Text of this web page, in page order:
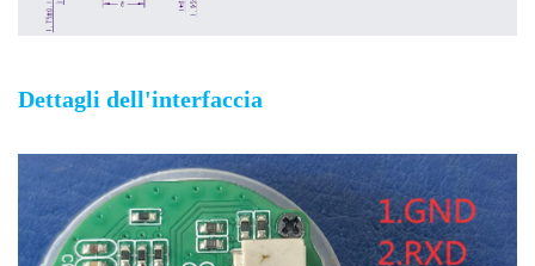
Dettagli dell'interfaccia